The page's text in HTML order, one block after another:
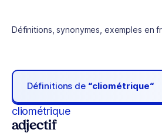
Définitions, synonymes, exemples en
Définitions de “cliométrique“
cliométrique
adjectif